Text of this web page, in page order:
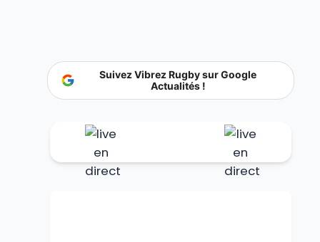
Suivez Vibrez Rugby sur Google
Actualités !